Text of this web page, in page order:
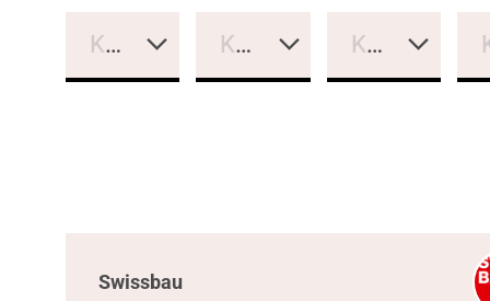
Keine AuswahlKeine AuswahlKeine
Swissbau